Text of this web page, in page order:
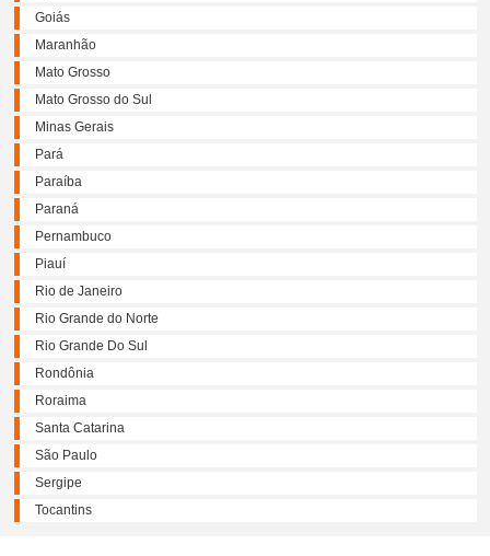
Goiás
Maranhão
Mato Grosso
Mato Grosso do Sul
Minas Gerais
Pará
Paraíba
Paraná
Pernambuco
Piauí
Rio de Janeiro
Rio Grande do Norte
Rio Grande Do Sul
Rondônia
Roraima
Santa Catarina
São Paulo
Sergipe
Tocantins